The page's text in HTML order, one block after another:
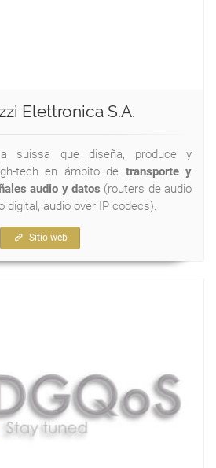
Elettronica S.A.
suissa que diseña, produce y
tech en ámbito de transporte y
audio y datos (routers de audio
digital, audio over IP codecs).
Sitio web